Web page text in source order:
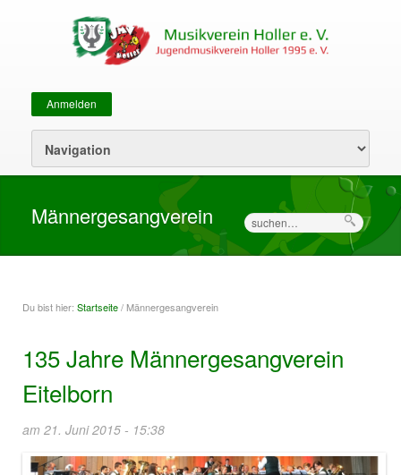
Sekundärmenü
Anmelden
Männergesangverein Suche
Du bist hier:
Sie sind hier
Startseite/ Männergesangverein
135 Jahre Männergesangverein
Eitelborn
am 21. Juni 2015 - 15:38